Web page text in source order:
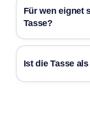
Für wen eignet
Tasse?
Ist die Tasse